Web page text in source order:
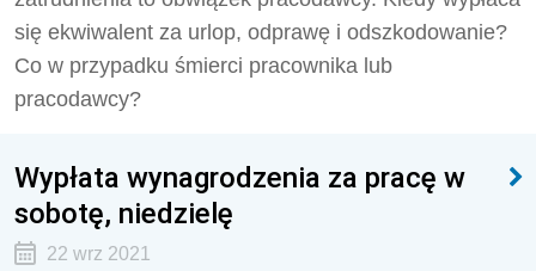
się ekwiwalent za urlop, odprawę i odszkodowanie?
Co w przypadku śmierci pracownika lub
pracodawcy?
Wypłata wynagrodzenia za pracę w
sobotę, niedzielę
22 wrz 2021